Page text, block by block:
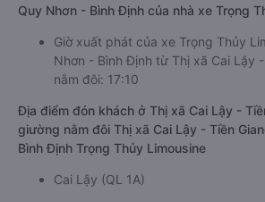
Quy Nhơn - Bình Định của nhà xe Trọng
Giờ xuất phát của xe Trọng Thủy
Nhơn - Bình Định từ Thị xã Cai Lậy
nằm đôi: 17:10
Địa điểm đón khách ở Thị xã Cai Lậy -
giường nằm đôi Thị xã Cai Lậy - Tiền
Bình Định Trọng Thủy Limousine
Cai Lậy (QL 1A)